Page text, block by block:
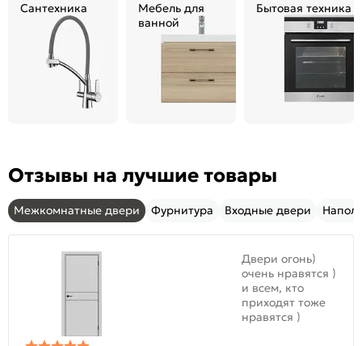
Сантехника
Мебель для
ванной
Бытовая техника
Отзывы на лучшие товары
Межкомнатные двери Фурнитура Входные двери
Двери огонь)
очень нравятся )
и всем, кто
приходят тоже
нравятся )